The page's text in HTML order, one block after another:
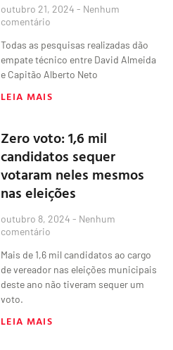
outubro 21, 2024 Nenhum
comentário
Todas as pesquisas realizadas dão
empate técnico entre David Almeida
e Capitão Alberto Neto
LEIA MAIS
Zero voto: 1,6 mil
candidatos sequer
votaram neles mesmos
nas eleições
outubro 8, 2024 Nenhum
comentário
Mais de 1,6 mil candidatos ao cargo
de vereador nas eleições municipais
deste ano não tiveram sequer um
voto.
LEIA MAIS